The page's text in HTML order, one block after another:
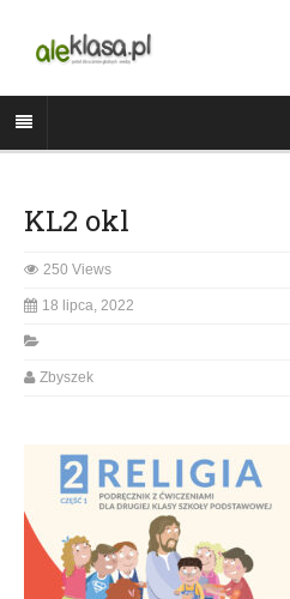
KL2 okl
250 Views
18 lipca, 2022
Zbyszek